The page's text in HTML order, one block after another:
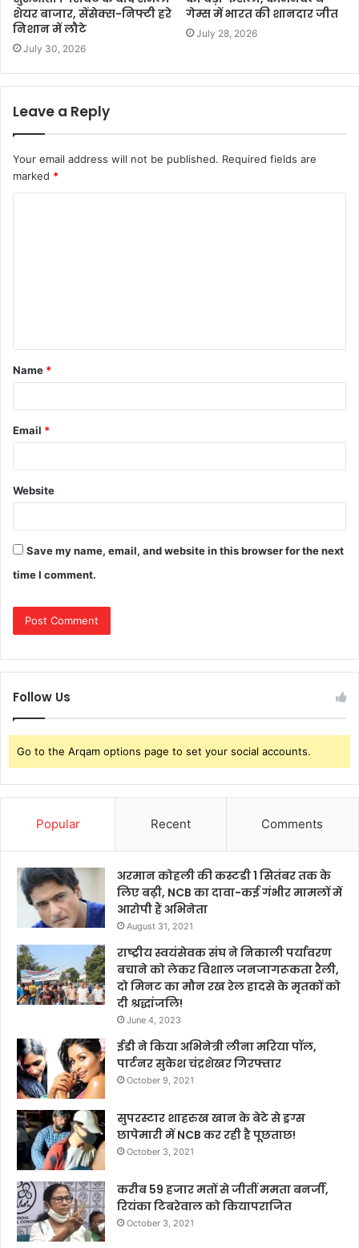
शेयर बाजार, सेंसेक्स-निफ्टी हरे
निशान में लौटे
July 30, 2026
गेम्स में भारत की शानदार जीत
July 28, 2026
Leave a Reply
Your email address will not be published. Required fields are
marked *
t
*
Name *
Email *
Website
Save my name, email, and website in this browser for the next
time I comment.
Follow Us
Go to the Arqam options page to set your social accounts.
Popular Recent Comments
अरमान कोहली की कस्टडी 1 सितंबर तक के
लिए बढ़ी, NCB का दावा-कई गंभीर मामलों में
आरोपी हैं अभिनेता
August 31, 2021
राष्ट्रीय स्वयंसेवक संघ ने निकाली पर्यावरण
बचाने को लेकर विशाल जनजागरूकता रैली,
दो मिनट का मौन रख रेल हादसे के मृतकों को
दी श्रद्धांजलि!
June 4, 2023
ईडी ने किया अभिनेत्री लीना मरिया पॉल,
पार्टनर सुकेश चंद्रशेखर गिरफ्तार
October 9, 2021
सुपरस्टार शाहरुख खान के बेटे से ड्रग्स
छापेमारी में NCB कर रही है पूछताछ!
October 3, 2021
करीब 59 हजार मतों से जीतीं ममता बनर्जी,
रियंका टिबरेवाल को कियापराजित
October 3, 2021